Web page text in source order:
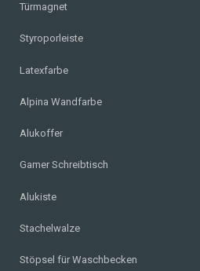
Türmagnet
Styroporleiste
Latexfarbe
Alpina Wandfarbe
Alukoffer
Gamer Schreibtisch
Alukiste
Stachelwalze
Stöpsel für Waschbecken